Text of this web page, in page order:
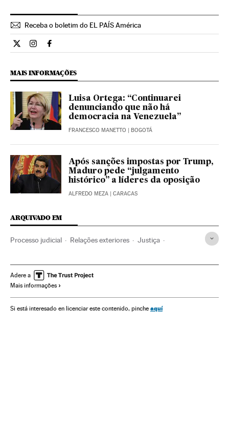
Receba o boletim do EL PAÍS América
Internacional El País Brasil en Twitter
Internacional El País Brasil en Instagram
Internacional El País Brasil en Facebook
MAIS INFORMAÇÕES
Luisa Ortega: “Continuarei
denunciando que não há
democracia na Venezuela”
FRANCESCO MANETTO | BOGOTÁ
Após sanções impostas por Trump,
Maduro pede “julgamento
histórico” a líderes da oposição
ALFREDO MEZA | CARACAS
ARQUIVADO EM
Processo judicial Relações exteriores Justiça
Ação militar Direitos humanos
América Latina
Adere a
Mais informações
Si está interesado en licenciar este contenido, pinche aquí